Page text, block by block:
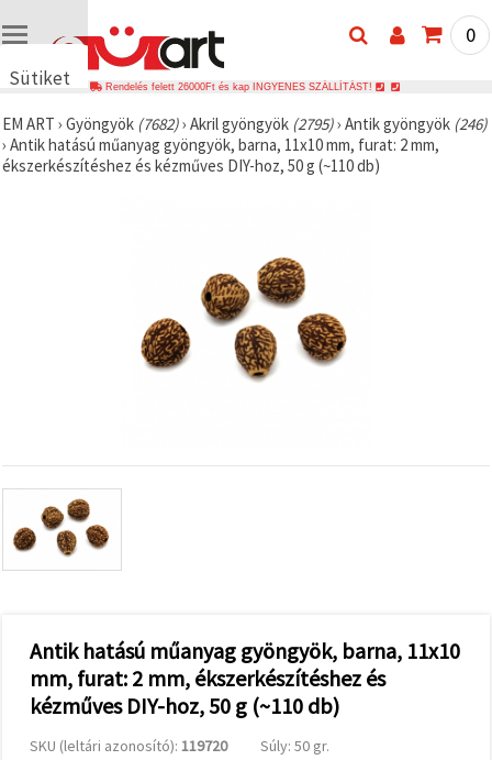
Sütiket
🍪 Cookie-
kat és
hasonló
a
relevánsabb
tartalmat
és
hirdetéseket
analitikai és
marketingpartnereink
segítségével
elfogadása"
0
Rendelés felett 26000Ft és kap INGYENES SZÁLLÍTÁST!
EM ART › Gyöngyök (7682)› Akril gyöngyök (2795)› Antik gyöngyök (246)
› Antik hatású műanyag gyöngyök, barna, 11x10 mm, furat: 2 mm,
ékszerkészítéshez és kézműves DIY-hoz, 50 g (~110 db)
Antik hatású műanyag gyöngyök, barna, 11x10
mm, furat: 2 mm, ékszerkészítéshez és
kézműves DIY-hoz, 50 g (~110 db)
SKU (leltári azonosító): 119720
Súly: 50 gr.